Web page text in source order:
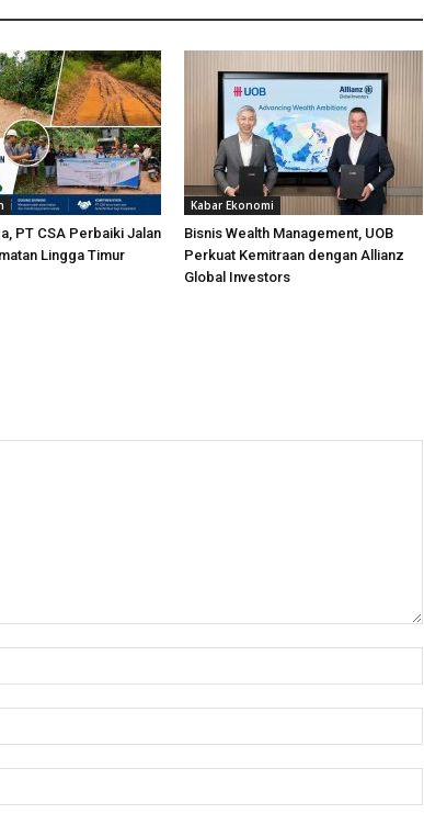
PT CSA Perbaiki Jalan
Lingga Timur
Kabar Ekonomi
Bisnis Wealth Management, UOB
Perkuat Kemitraan dengan Allianz
Global Investors